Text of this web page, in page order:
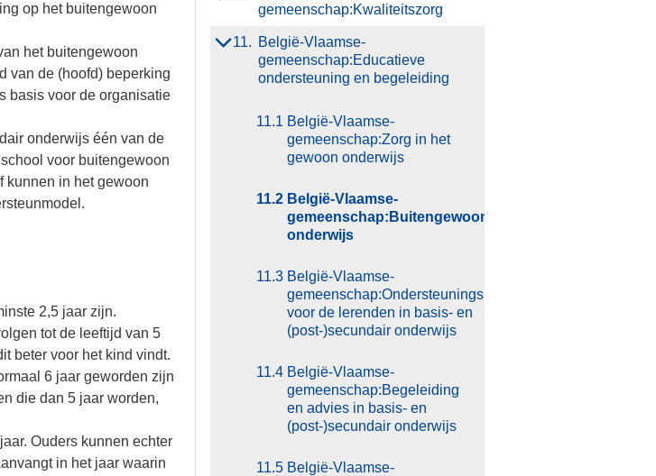
op het buitengewoon
het buitengewoon
van de (hoofd) beperking
basis voor de organisatie
onderwijs één van de
voor buitengewoon
kunnen in het gewoon
2,5 jaar zijn.
tot de leeftijd van 5
beter voor het kind vindt.
6 jaar geworden zijn
die dan 5 jaar worden,
Ouders kunnen echter
in het jaar waarin
gemeenschap:Kwaliteitszorg
11. België-Vlaamse-
gemeenschap:Educatieve
ondersteuning en begeleiding
11.1 België-Vlaamse-
gemeenschap:Zorg in het
gewoon onderwijs
11.2 België-Vlaamse-
gemeenschap:Buitengewoon
onderwijs
11.3 België-Vlaamse-
gemeenschap:Ondersteuningsmaatregelen
voor de lerenden in basis- en
(post-)secundair onderwijs
11.4 België-Vlaamse-
gemeenschap:Begeleiding
en advies in basis- en
(post-)secundair onderwijs
11.5 België-Vlaamse-